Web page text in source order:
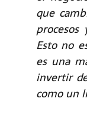
que
procesos
Esto no
es una
invertir
como un